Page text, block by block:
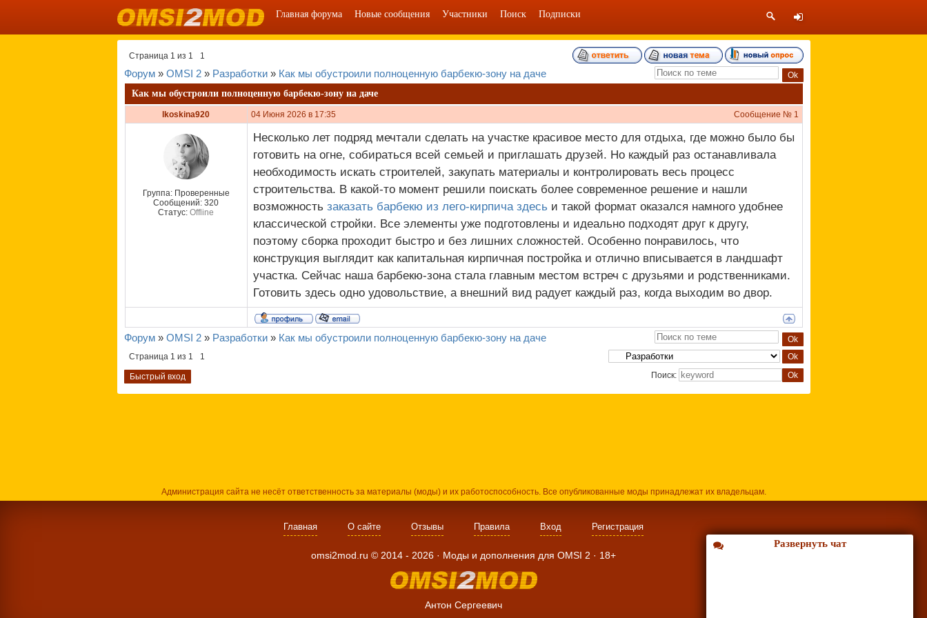
Главная форума Новые сообщения Участники Поиск Подписки
Развернуть чат
Страница 1 из 1 1
Форум » OMSI 2 » Разработки » Как мы обустроили полноценную барбекю-зону на даче
Как мы обустроили полноценную барбекю-зону на даче
lkoskina920 04 Июня 2026 в 17:35 Сообщение № 1
Группа: Проверенные
Сообщений: 320
Статус: Offline
Несколько лет подряд мечтали сделать на участке красивое место для отдыха, где можно было бы
готовить на огне, собираться всей семьей и приглашать друзей. Но каждый раз останавливала
необходимость искать строителей, закупать материалы и контролировать весь процесс
строительства. В какой-то момент решили поискать более современное решение и нашли
возможность заказать барбекю из лего-кирпича здесь и такой формат оказался намного удобнее
классической стройки. Все элементы уже подготовлены и идеально подходят друг к другу,
поэтому сборка проходит быстро и без лишних сложностей. Особенно понравилось, что
конструкция выглядит как капитальная кирпичная постройка и отлично вписывается в ландшафт
участка. Сейчас наша барбекю-зона стала главным местом встреч с друзьями и родственниками.
Готовить здесь одно удовольствие, а внешний вид радует каждый раз, когда выходим во двор.
Форум » OMSI 2 » Разработки » Как мы обустроили полноценную барбекю-зону на даче
Страница 1 из 1
1
Поиск:
Администрация сайта не несёт ответственность за материалы (моды) и их работоспособность. Все опубликованные моды принадлежат их владельцам.
Главная О сайте Отзывы Правила Вход Регистрация
omsi2mod.ru © 2014 - 2026 · Моды и дополнения для OMSI 2 · 18+
Антон Сергеевич